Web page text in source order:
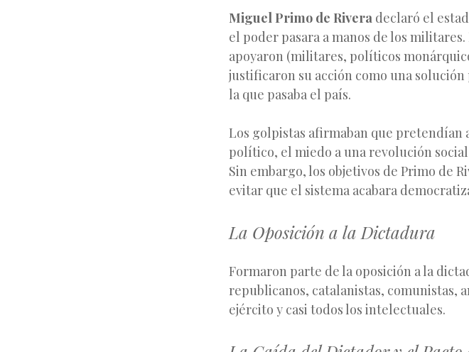
Miguel Primo de Rivera declaró el
el poder pasara a manos de los
apoyaron (militares, políticos
justificaron su acción como una
la que pasaba el país.
Los golpistas afirmaban que
político, el miedo a una revolución
Sin embargo, los objetivos de Primo de
evitar que el sistema acabara
La Oposición a la Dictadura
Formaron parte de la oposición a la
republicanos, catalanistas, comunistas,
ejército y casi todos los intelectuales.